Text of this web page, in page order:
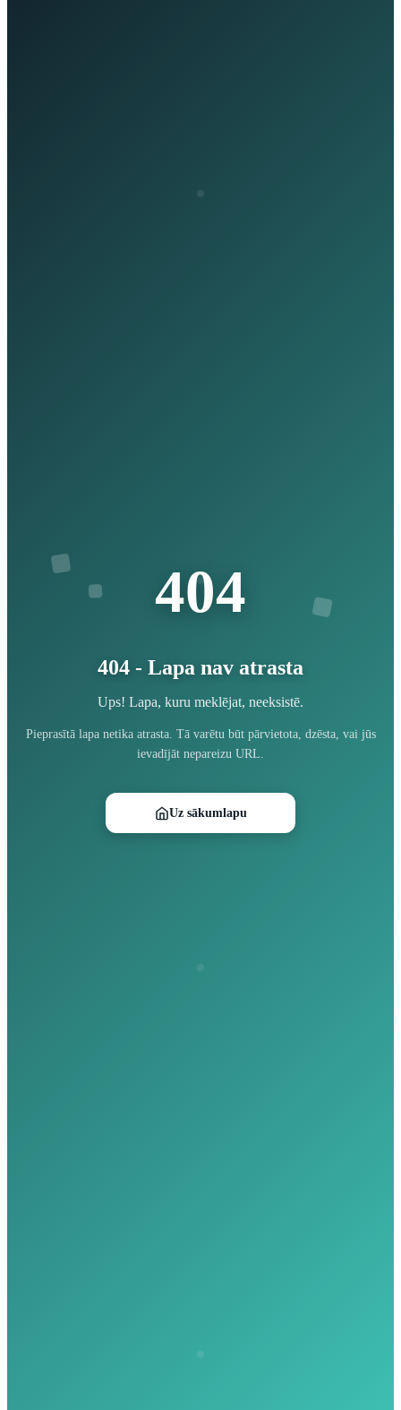
404
404 - Lapa nav atrasta
Ups! Lapa, kuru meklējat, neeksistē.
Pieprasītā lapa netika atrasta. Tā varētu būt pārvietota, dzēsta, vai jūs
ievadījāt nepareizu URL.
Uz sākumlapu